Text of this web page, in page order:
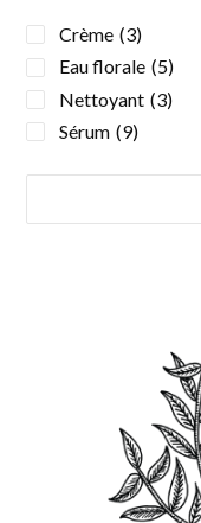
Crème (3)
Eau florale (5)
Nettoyant (3)
Sérum (9)